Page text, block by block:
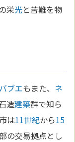
栄光と苦難を物
ブエもまた、 ネ
造建築群で知ら
は11世紀から15
の交易拠点とし